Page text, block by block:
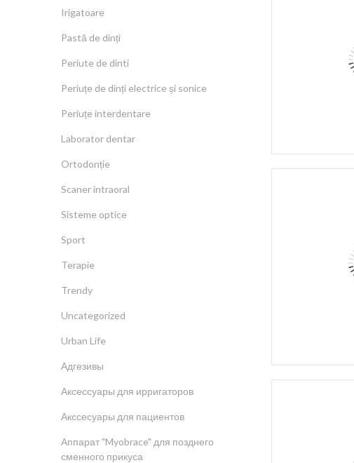
Irigatoare
Pastă de dinți
Periute de dinti
Periuțe de dinți electrice și sonice
Periuțe interdentare
Laborator dentar
Ortodonție
Scaner intraoral
Sisteme optice
Sport
Terapie
Trendy
Uncategorized
Urban Life
Адгезивы
Аксессуары для ирригаторов
Акссесуары для пациентов
Аппарат "Myobrace" для позднего
сменного прикуса